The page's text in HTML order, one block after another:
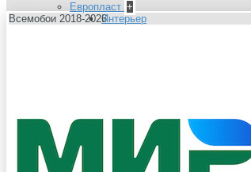
Европласт +
Интерьер
Полуколонны
Молдинги
Карнизы
Угловые элементы
Всемобои 2018-2026